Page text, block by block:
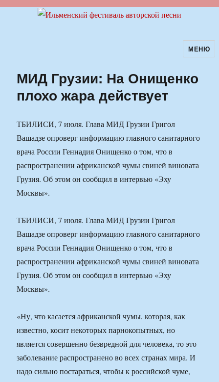
Ильменский фестиваль авторскойМЕНЮ
МИД Грузии: На Онищенко
плохо жара действует
ТБИЛИСИ, 7 июля. Глава МИД Грузии Григол
Вашадзе опроверг информацию главного санитарного
врача России Геннадия Онищенко о том, что в
распространении африканской чумы свиней виновата
Грузия. Об этом он сообщил в интервью «Эху
Москвы».
ТБИЛИСИ, 7 июля. Глава МИД Грузии Григол
Вашадзе опроверг информацию главного санитарного
врача России Геннадия Онищенко о том, что в
распространении африканской чумы свиней виновата
Грузия. Об этом он сообщил в интервью «Эху
Москвы».
«Ну, что касается африканской чумы, которая, как
известно, косит некоторых парнокопытных, но
является совершенно безвредной для человека, то это
заболевание распространено во всех странах мира. И
надо сильно постараться, чтобы к российской чуме,